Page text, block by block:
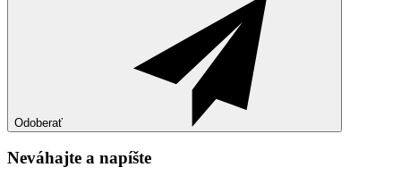
Odoberať
Neváhajte a napíšte